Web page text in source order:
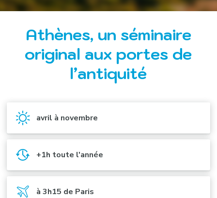
Athènes, un séminaire
original aux portes de
l’antiquité
avril à novembre
+1h toute l'année
à 3h15 de Paris